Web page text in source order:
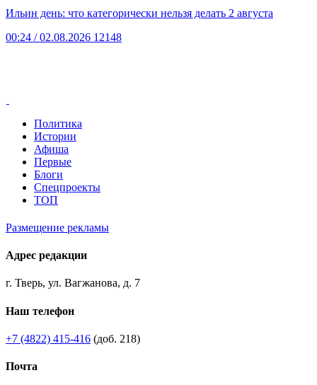
Ильин день: что категорически нельзя делать 2 августа
00:24 / 02.08.2026 12148
Политика
Истории
Афиша
Первые
Блоги
Спецпроекты
ТОП
Размещение рекламы
Адрес редакции
г. Тверь, ул. Вагжанова, д. 7
Наш телефон
+7 (4822) 415-416 (доб. 218)
Почта